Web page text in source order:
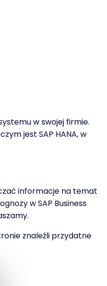
w swojej firmie.
jest SAP HANA, w
informacje na temat
w SAP Business
znaleźli przydatne